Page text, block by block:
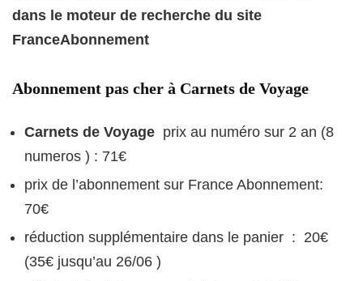
dans le moteur de recherche du site
FranceAbonnement
Abonnement pas cher à Carnets de Voyage
Carnets de Voyage prix au numéro sur 2 an (8
numeros ) : 71€
prix de l’abonnement sur France Abonnement:
70€
réduction supplémentaire dans le panier : 20€
(35€ jusqu’au 26/06 )